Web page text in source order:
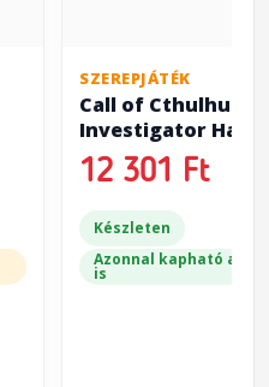
SZEREPJÁTÉK
Call of Cthulhu -
Investigator
12 301 Ft
Készleten
Azonnal kapható a
is